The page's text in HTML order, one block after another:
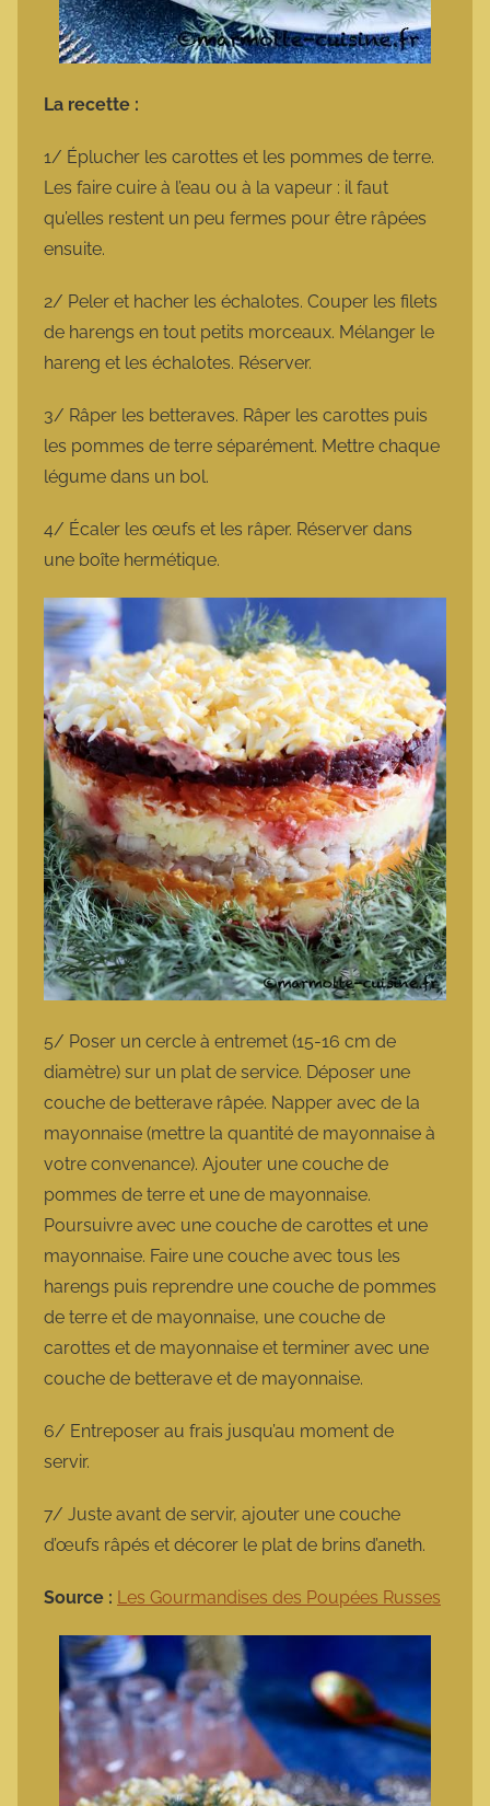
La recette :
1/ Éplucher les carottes et les pommes de terre.
Les faire cuire à l’eau ou à la vapeur : il faut
qu’elles restent un peu fermes pour être râpées
ensuite.
2/ Peler et hacher les échalotes. Couper les filets
de harengs en tout petits morceaux. Mélanger le
hareng et les échalotes. Réserver.
3/ Râper les betteraves. Râper les carottes puis
les pommes de terre séparément. Mettre chaque
légume dans un bol.
4/ Écaler les œufs et les râper. Réserver dans
une boîte hermétique.
5/ Poser un cercle à entremet (15-16 cm de
diamètre) sur un plat de service. Déposer une
couche de betterave râpée. Napper avec de la
mayonnaise (mettre la quantité de mayonnaise à
votre convenance). Ajouter une couche de
pommes de terre et une de mayonnaise.
Poursuivre avec une couche de carottes et une
mayonnaise. Faire une couche avec tous les
harengs puis reprendre une couche de pommes
de terre et de mayonnaise, une couche de
carottes et de mayonnaise et terminer avec une
couche de betterave et de mayonnaise.
6/ Entreposer au frais jusqu’au moment de
servir.
7/ Juste avant de servir, ajouter une couche
d’œufs râpés et décorer le plat de brins d’aneth.
Source : Les Gourmandises des Poupées Russes